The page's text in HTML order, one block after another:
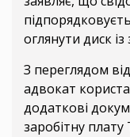
оглянути диск із
З переглядом
адвокат
додаткові
заробітну